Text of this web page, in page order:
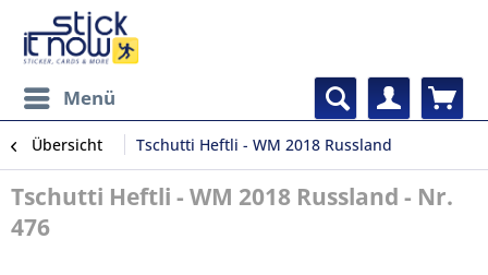
Menü
Übersicht Tschutti Heftli - WM 2018 Russland
Tschutti Heftli - WM 2018 Russland - Nr.
476